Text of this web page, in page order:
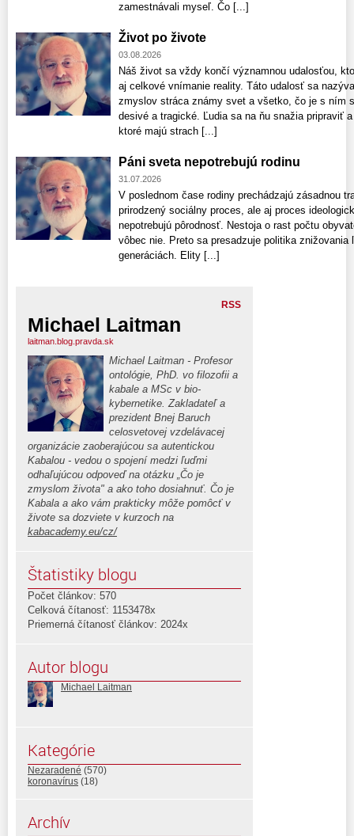
zamestnávali myseľ. Čo [...]
Život po živote
03.08.2026
Náš život sa vždy končí významnou udalosťou,
aj celkové vnímanie reality. Táto udalosť sa
zmyslov stráca známy svet a všetko, čo je s ním
desivé a tragické. Ľudia sa na ňu snažia pripraviť
ktoré majú strach [...]
Páni sveta nepotrebujú rodinu
31.07.2026
V poslednom čase rodiny prechádzajú zásadnou
prirodzený sociálny proces, ale aj proces
nepotrebujú pôrodnosť. Nestoja o rast počtu
vôbec nie. Preto sa presadzuje politika
generáciách. Elity [...]
RSS
Michael Laitman
laitman.blog.pravda.sk
Michael Laitman - Profesor
ontológie, PhD. vo filozofii a
kabale a MSc v bio-
kybernetike. Zakladateľ a
prezident Bnej Baruch
celosvetovej vzdelávacej
organizácie zaoberajúcou sa autentickou
Kabalou - vedou o spojení medzi ľuďmi
odhaľujúcou odpoveď na otázku „Čo je
zmyslom života" a ako toho dosiahnuť. Čo je
Kabala a ako vám prakticky môže pomôcť v
živote sa dozviete v kurzoch na
kabacademy.eu/cz/
Štatistiky blogu
Počet článkov: 570
Celková čítanosť: 1153478x
Priemerná čítanosť článkov: 2024x
Autor blogu
Michael Laitman
Kategórie
Nezaradené (570)
koronavírus (18)
Archív